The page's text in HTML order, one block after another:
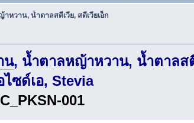
วาน, น้ำตาลสตีเวีย, สตีเวียเอ็ก
น, น้ำตาลหญ้าหวาน, น้ำตาลส
ซด์เอ, Stevia
001